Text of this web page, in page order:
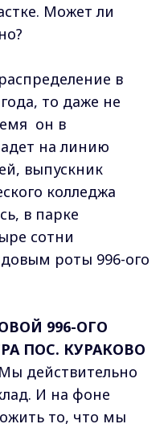
Может ли
в
то даже не
он в
на линию
выпускник
колледжа
в парке
сотни
роты 996-ого
996-ОГО
ПОС. КУРАКОВО
действительно
И на фоне
то, что мы